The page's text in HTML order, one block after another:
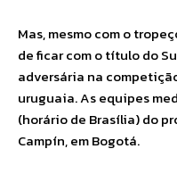
Mas, mesmo com o
de ficar com o título do
adversária na
uruguaia. As equipes
(horário de Brasília) do
Campín, em Bogotá.